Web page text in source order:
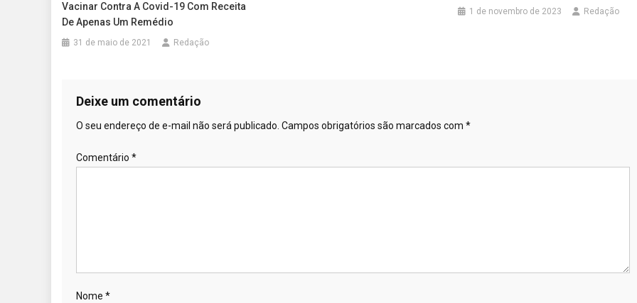
Vacinar Contra A Covid-19 Com Receita
De Apenas Um Remédio
31 de maio de 2021 Redação
1 de novembro de 2023 Redação
Deixe um comentário
O seu endereço de e-mail não será publicado. Campos obrigatórios são marcados com *
Comentário *
Nome *